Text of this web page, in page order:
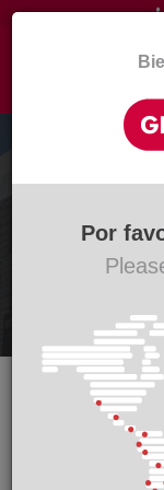
Pasar
Por